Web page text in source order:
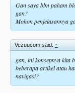
Gan saya blm paham
gan?
Mohon penjelasannya
Vezuucom said: ↑
gan, ini konsepnya kita
beberapa artikel atau
navigasi?